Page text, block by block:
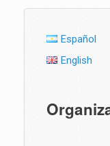
Español
English